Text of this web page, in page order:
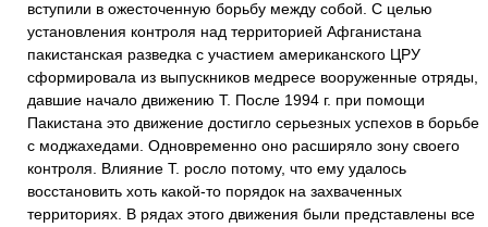
вступили в ожесточенную борьбу между собой. С целью
установления контроля над территорией Афганистана
пакистанская разведка с участием американского ЦРУ
сформировала из выпускников медресе вооруженные отряды,
давшие начало движению Т. После 1994 г. при помощи
Пакистана это движение достигло серьезных успехов в борьбе
с моджахедами. Одновременно оно расширяло зону своего
контроля. Влияние Т. росло потому, что ему удалось
восстановить хоть какой-то порядок на захваченных
территориях. В рядах этого движения были представлены все